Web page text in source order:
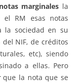
marginales la
el RM esas notas
la sociedad en su
NIF, de créditos
etc), siendo
a ellas. Pero
que la nota que se